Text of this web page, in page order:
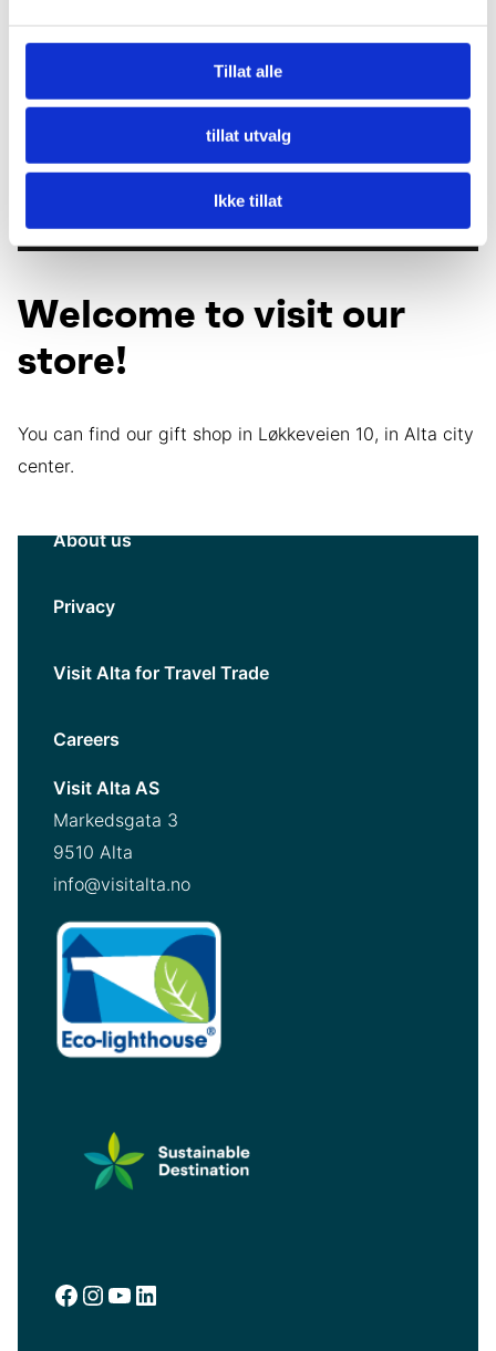
Tillat alle
tillat utvalg
Ikke tillat
Welcome to visit our
store!
You can find our gift shop in Løkkeveien 10, in Alta city
center.
About us
Privacy
Visit Alta for Travel Trade
Careers
Visit Alta AS
Markedsgata 3
9510 Alta
info@visitalta.no
Facebook
Instagram
YouTube
LinkedIn